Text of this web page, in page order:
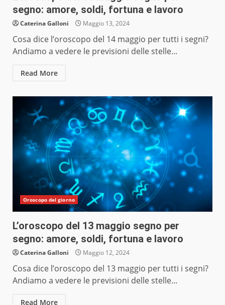
segno: amore, soldi, fortuna e lavoro
Caterina Galloni Maggio 13, 2024
Cosa dice l’oroscopo del 14 maggio per tutti i segni?
Andiamo a vedere le previsioni delle stelle...
Read More
Oroscopo del giorno
L’oroscopo del 13 maggio segno per
segno: amore, soldi, fortuna e lavoro
Caterina Galloni Maggio 12, 2024
Cosa dice l’oroscopo del 13 maggio per tutti i segni?
Andiamo a vedere le previsioni delle stelle...
Read More